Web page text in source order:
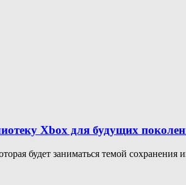
Xbox для будущих
будет заниматься темой сохранения